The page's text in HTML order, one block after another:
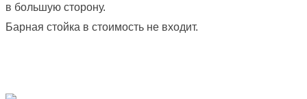
в большую сторону.
Барная стойка в стоимость не входит.